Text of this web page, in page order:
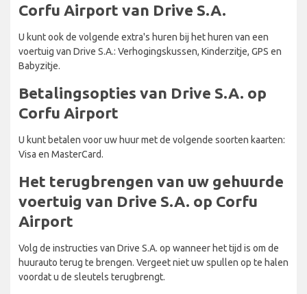
Corfu Airport van Drive S.A.
U kunt ook de volgende extra's huren bij het huren van een
voertuig van Drive S.A.: Verhogingskussen, Kinderzitje, GPS en
Babyzitje.
Betalingsopties van Drive S.A. op
Corfu Airport
U kunt betalen voor uw huur met de volgende soorten kaarten:
Visa en MasterCard.
Het terugbrengen van uw gehuurde
voertuig van Drive S.A. op Corfu
Airport
Volg de instructies van Drive S.A. op wanneer het tijd is om de
huurauto terug te brengen. Vergeet niet uw spullen op te halen
voordat u de sleutels terugbrengt.